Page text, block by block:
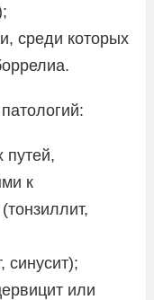
среди которых
путей,
к
синусит);
или